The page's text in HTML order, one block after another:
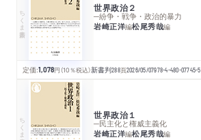
ちくま新書 世界政治２
─紛争・戦争・政治的暴力
岩崎正洋編松尾秀哉編
定価:1,078円 （10％税込）新書判288頁2026/05/07978-4-480-07745-5
ちくま新書 世界政治１
─民主化と権威主義化
岩崎正洋編松尾秀哉編